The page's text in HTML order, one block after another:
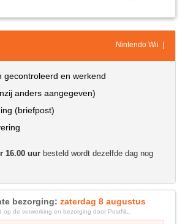
Nintendo Wii |
gecontroleerd en werkend
anders aangegeven)
(briefpost)
16.00 uur besteld wordt dezelfde dag nog
bezorging: zaterdag 8 augustus
op de verwerking en bezorging door PostNL.